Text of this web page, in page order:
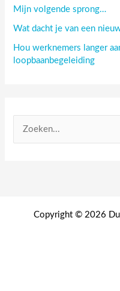
Mijn volgende sprong…
Wat dacht je van een
Hou werknemers langer
loopbaanbegeleiding
Copyright © 2026